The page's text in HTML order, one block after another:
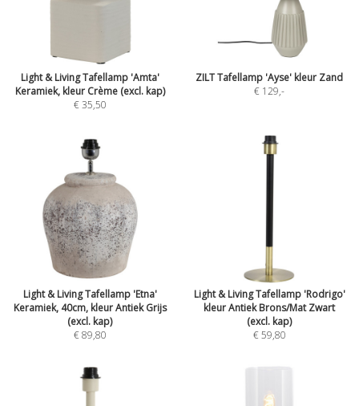
Light & Living Tafellamp 'Amta'
Keramiek, kleur Crème (excl. kap)
€ 35,50
ZILT Tafellamp 'Ayse' kleur Zand
€ 129,-
Light & Living Tafellamp 'Etna'
Keramiek, 40cm, kleur Antiek Grijs
(excl. kap)
€ 89,80
Light & Living Tafellamp 'Rodrigo'
kleur Antiek Brons/Mat Zwart
(excl. kap)
€ 59,80